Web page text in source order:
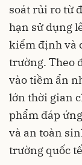
soát rủi ro từ
hạn sử dụng
kiểm định và
trường. Theo
vào tiềm ẩn
lớn thời gian
phẩm đáp
và an toàn
trường quốc